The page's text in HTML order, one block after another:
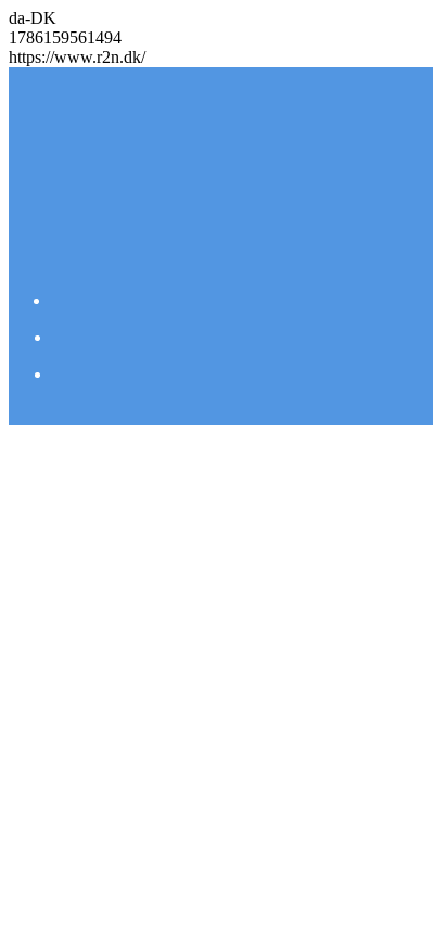
da-DK
1786159561494
https://www.r2n.dk/